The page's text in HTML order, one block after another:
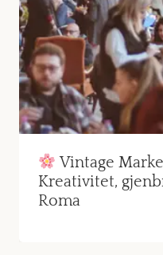
Vintage
Kreativitet,
Roma